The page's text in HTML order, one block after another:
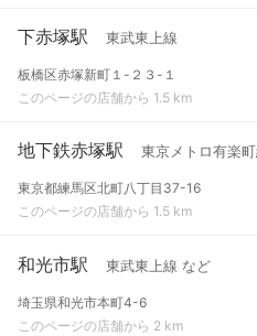
下赤塚駅 東武東上線
板橋区赤塚新町１-２３-１
このページの店舗から 1.5 km
地下鉄赤塚駅 東京メトロ有楽
東京都練馬区北町八丁目37-16
このページの店舗から 1.5 km
和光市駅 東武東上線 など
埼玉県和光市本町4-6
このページの店舗から 2 km